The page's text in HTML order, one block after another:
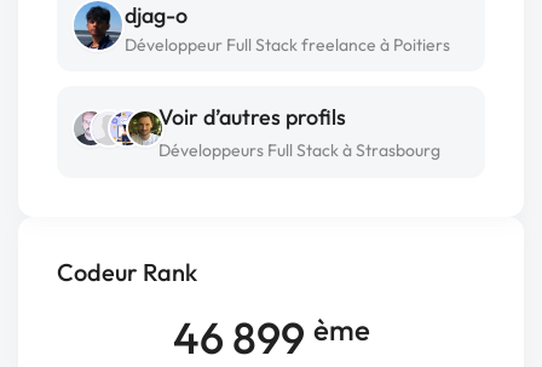
Codeur Rank
46 899 ème
djag-o
Développeur Full Stack freelance à Poitiers
Voir d’autres profils
Développeurs Full Stack à Strasbourg